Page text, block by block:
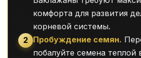
комфорта для развития
корневой системы.
2 Пробуждение семян.
побалуйте семена теплой